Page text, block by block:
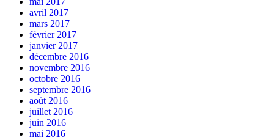
avril 2017
mars 2017
février 2017
janvier 2017
décembre 2016
novembre 2016
octobre 2016
septembre 2016
août 2016
juillet 2016
juin 2016
mai 2016